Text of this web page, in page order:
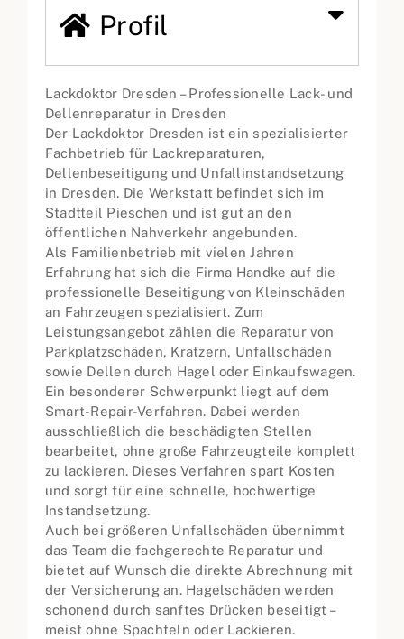
Profil
Lackdoktor Dresden – Professionelle Lack- und
Dellenreparatur in Dresden
Der Lackdoktor Dresden ist ein spezialisierter
Fachbetrieb für Lackreparaturen,
Dellenbeseitigung und Unfallinstandsetzung
in Dresden. Die Werkstatt befindet sich im
Stadtteil Pieschen und ist gut an den
öffentlichen Nahverkehr angebunden.
Als Familienbetrieb mit vielen Jahren
Erfahrung hat sich die Firma Handke auf die
professionelle Beseitigung von Kleinschäden
an Fahrzeugen spezialisiert. Zum
Leistungsangebot zählen die Reparatur von
Parkplatzschäden, Kratzern, Unfallschäden
sowie Dellen durch Hagel oder Einkaufswagen.
Ein besonderer Schwerpunkt liegt auf dem
Smart-Repair-Verfahren. Dabei werden
ausschließlich die beschädigten Stellen
bearbeitet, ohne große Fahrzeugteile komplett
zu lackieren. Dieses Verfahren spart Kosten
und sorgt für eine schnelle, hochwertige
Instandsetzung.
Auch bei größeren Unfallschäden übernimmt
das Team die fachgerechte Reparatur und
bietet auf Wunsch die direkte Abrechnung mit
der Versicherung an. Hagelschäden werden
schonend durch sanftes Drücken beseitigt –
meist ohne Spachteln oder Lackieren.